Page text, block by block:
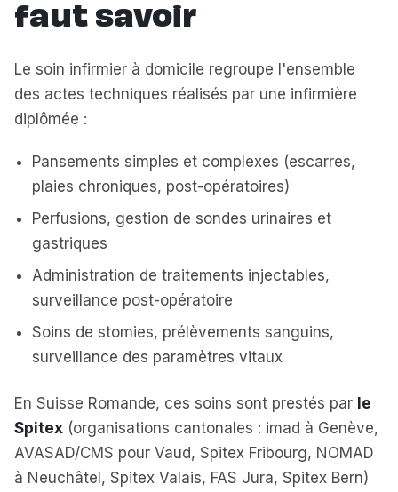
faut savoir
Le soin infirmier à domicile regroupe l'ensemble
des actes techniques réalisés par une infirmière
diplômée :
Pansements simples et complexes (escarres,
plaies chroniques, post-opératoires)
Perfusions, gestion de sondes urinaires et
gastriques
Administration de traitements injectables,
surveillance post-opératoire
Soins de stomies, prélèvements sanguins,
surveillance des paramètres vitaux
En Suisse Romande, ces soins sont prestés par le
Spitex (organisations cantonales : imad à Genève,
AVASAD/CMS pour Vaud, Spitex Fribourg, NOMAD
à Neuchâtel, Spitex Valais, FAS Jura, Spitex Bern)